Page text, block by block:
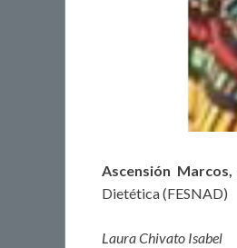
Ascensión Marcos,
Dietética (FESNAD)
Laura Chivato Isabel